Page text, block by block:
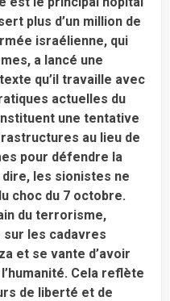
plus d’un million de
israélienne, qui
a lancé une
qu’il travaille avec
actuelles du
une tentative
au lieu de
pour défendre la
dire, les sionistes ne
choc du 7 octobre.
du terrorisme,
sur les cadavres
et se vante d’avoir
Cela reflète
de liberté et de